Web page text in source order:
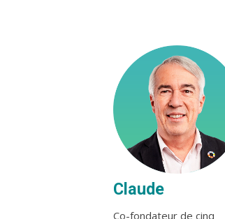
Claude
Co-fondateur de cinq